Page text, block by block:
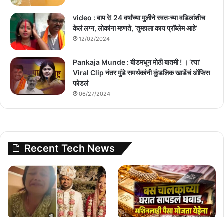
video : बाप रे! 24 वर्षांच्या मुलीने स्वतःच्या वडिलांशीच
केलं लग्न, लोकांना म्हणते, ‘तुम्हाला काय प्राॅब्लेम आहे’
12/02/2024
Pankaja Munde : बीडमधून मोठी बातमी ! । ‘त्या’
Viral Clip नंतर मुंडे समर्थकांनी कुंडलिक खाडेंचं ऑफिस
फोडलं
06/27/2024
Recent Tech News